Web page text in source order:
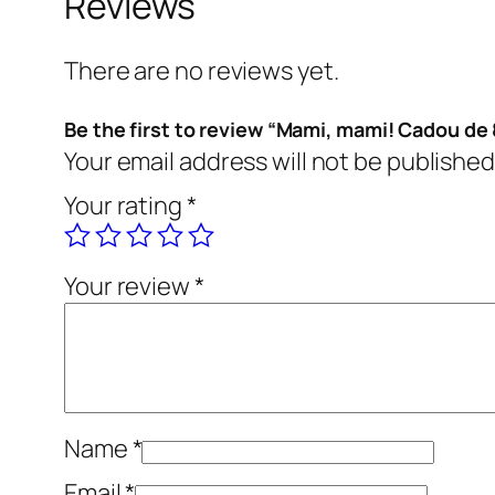
There are no reviews yet.
Be the first to review “Mami, mami! Cadou de
Your email address will not be
Your rating*
Your review*
Name*